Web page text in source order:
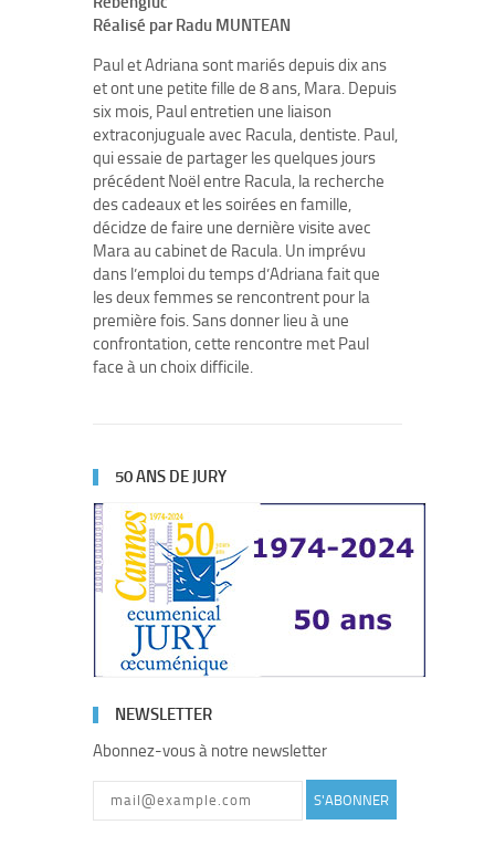
Réalisé par Radu MUNTEAN
Paul et Adriana sont mariés depuis dix ans
et ont une petite fille de 8 ans, Mara. Depuis
six mois, Paul entretien une liaison
extraconjuguale avec Racula, dentiste. Paul,
qui essaie de partager les quelques jours
précédent Noël entre Racula, la recherche
des cadeaux et les soirées en famille,
décidze de faire une dernière visite avec
Mara au cabinet de Racula. Un imprévu
dans l’emploi du temps d’Adriana fait que
les deux femmes se rencontrent pour la
première fois. Sans donner lieu à une
confrontation, cette rencontre met Paul
face à un choix difficile.
50 ANS DE JURY
NEWSLETTER
Abonnez-vous à notre newsletter
S'ABONNER